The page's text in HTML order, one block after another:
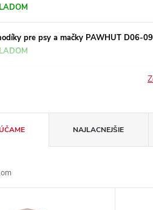
pre psy a mačky PAWHUT D06-
NAJLACNEJŠIE